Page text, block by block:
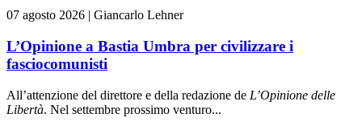
07 agosto 2026 | Giancarlo Lehner
L’Opinione a Bastia Umbra per civilizzare i
fasciocomunisti
All’attenzione del direttore e della redazione de L’Opinione delle
Libertà. Nel settembre prossimo venturo...